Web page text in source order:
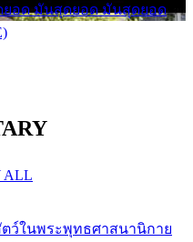
อด มันสุดยอด มันสุดยอด
ALL
ว์ในพระพุทธศาสนานิกาย